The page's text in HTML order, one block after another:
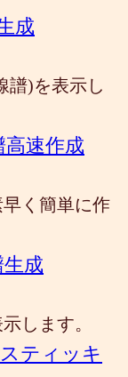
成
譜)を表示し
高速作成
く簡単に作
成
します。
ティッキ